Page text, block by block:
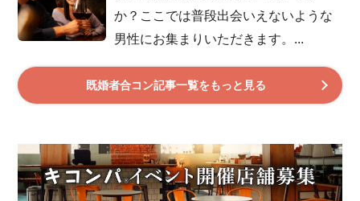
か？ここでは普段出会いえないような
男性にお集まりいただきます。...
既婚者合コン記事一覧をもっと見る